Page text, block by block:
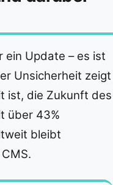
ein Update – es ist
Unsicherheit zeigt
ist, die Zukunft des
über 43%
bleibt